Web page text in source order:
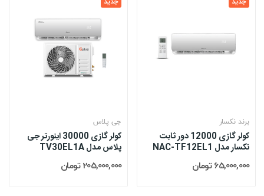
جی پلاس
کولر گازی 30000 اینورتر جی
پلاس مدل TV30EL1A
205,000,000 تومان
برند نکسار
کولر گازی 12000 دور ثابت
نکسار مدل NAC-TF12EL1
65,000,000 تومان